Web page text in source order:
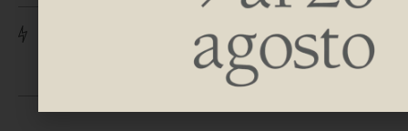
H 1600
L 200